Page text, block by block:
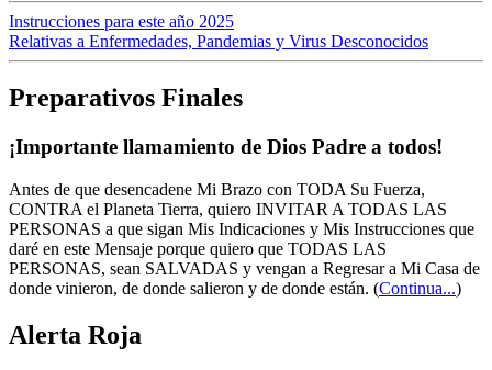
Instrucciones para este año 2025
Relativas a Enfermedades, Pandemias y Virus Desconocidos
Preparativos Finales
¡Importante llamamiento de Dios Padre a todos!
Antes de que desencadene Mi Brazo con TODA Su Fuerza,
CONTRA el Planeta Tierra, quiero INVITAR A TODAS LAS
PERSONAS a que sigan Mis Indicaciones y Mis Instrucciones que
daré en este Mensaje porque quiero que TODAS LAS
PERSONAS, sean SALVADAS y vengan a Regresar a Mi Casa de
donde vinieron, de donde salieron y de donde están. (Continua...)
Alerta Roja